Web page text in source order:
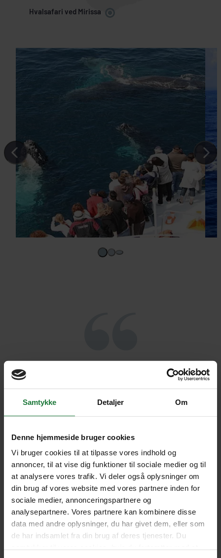
Samtykke Detaljer Om
Denne hjemmeside bruger cookies
Vi bruger cookies til at tilpasse vores indhold og
annoncer, til at vise dig funktioner til sociale medier og til
at analysere vores trafik. Vi deler også oplysninger om
din brug af vores website med vores partnere inden for
sociale medier, annonceringspartnere og
analysepartnere. Vores partnere kan kombinere disse
data med andre oplysninger, du har givet dem, eller som
de har indsamlet fra din brug af deres tjenester. Du
Vores store indtryk fra rejsen var: Ella
imødekommenhed, At religioner var
mangfoldighed og Frodigheden på
øen - fantastisk grønt alle vegne.
PIA & ULLA, KØBENHAVN
4.5
SE FLERE UDTALELSER HER